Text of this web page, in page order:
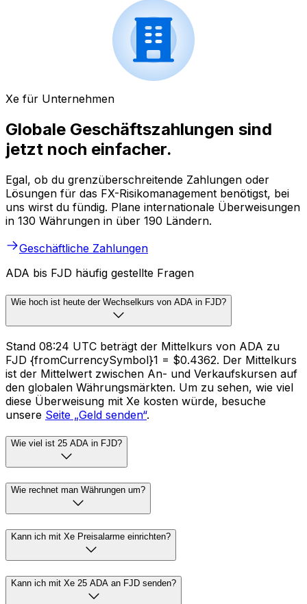
Xe für Unternehmen
Globale Geschäftszahlungen sind
jetzt noch einfacher.
Egal, ob du grenzüberschreitende Zahlungen oder
Lösungen für das FX-Risikomanagement benötigst, bei
uns wirst du fündig. Plane internationale Überweisungen
in 130 Währungen in über 190 Ländern.
Geschäftliche Zahlungen
ADA bis FJD häufig gestellte Fragen
Wie hoch ist heute der Wechselkurs von ADA in FJD?
Stand 08:24 UTC beträgt der Mittelkurs von ADA zu
FJD {fromCurrencySymbol}1 = $0.4362. Der Mittelkurs
ist der Mittelwert zwischen An- und Verkaufskursen auf
den globalen Währungsmärkten. Um zu sehen, wie viel
diese Überweisung mit Xe kosten würde, besuche
unsere Seite „Geld senden“.
Wie viel ist 25 ADA in FJD?
Wie rechnet man Währungen um?
Kann ich mit Xe Preisalarme einrichten?
Kann ich mit Xe 25 ADA an FJD senden?